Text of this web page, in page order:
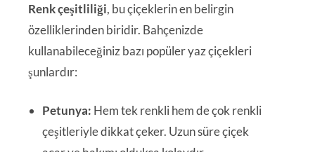
Renk çeşitliliği, bu çiçeklerin en belirgin
özelliklerinden biridir. Bahçenizde
kullanabileceğiniz bazı popüler yaz çiçekleri
şunlardır:
Petunya: Hem tek renkli hem de çok renkli
çeşitleriyle dikkat çeker. Uzun süre çiçek